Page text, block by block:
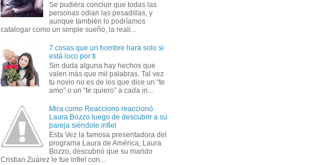
Se pudiéra concluir que todas las
personas odian las pesadillas, y
aunque también lo podríamos
catalogar como un simple sueño, la reali...
7 cosas que un hombre hará solo si
está loco por ti
Sin duda alguna hay hechos que
valen más que mil palabras. Tal vez
tu novio no es de los que dice un “te
amo” o un “te quiero” a cada in...
Mira como Reacciono reaccionó
Laura Bozzo luego de descubrir a su
pareja siéndole infiel
Esta Vez la famosa presentadora del
programa Laura de América, Laura
Bozzo, descubrió que su marido
Cristian Zuárez le fue infiel con...